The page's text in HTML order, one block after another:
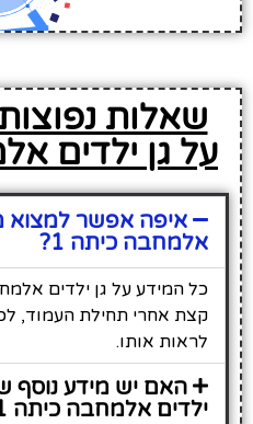
שאלות
על גן ילדים
איפה אפשר למצוא
אלמחבה כיתה 1?
קצת אחרי תחילת העמוד,
לראות אותו.
האם יש מידע נוסף
ילדים אלמחבה כיתה 1?